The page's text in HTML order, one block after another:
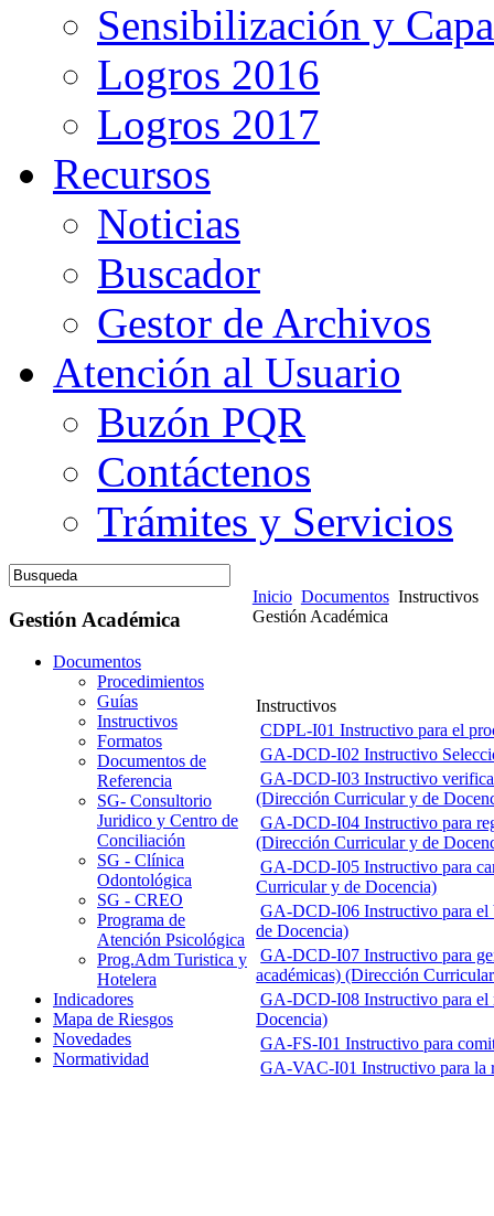
Sensibilización y
Logros 2016
Logros 2017
Recursos
Noticias
Buscador
Gestor de Archivos
Atención al Usuario
Buzón PQR
Contáctenos
Trámites y Servicios
Gestión Académica
Documentos
Procedimientos
Guías
Instructivos
Formatos
Documentos de
Referencia
SG- Consultorio
Juridico y Centro de
Conciliación
SG - Clínica
Odontológica
SG - CREO
Programa de
Atención Psicológica
Prog.Adm Turistica y
Hotelera
Indicadores
Mapa de Riesgos
Novedades
Normatividad
Inicio Documentos Instructivos
Gestión Académica
Instructivos
CDPL-I01 Instructivo para el
GA-DCD-I02 Instructivo
GA-DCD-I03 Instructivo
(Dirección Curricular y de
GA-DCD-I04 Instructivo para
(Dirección Curricular y de
GA-DCD-I05 Instructivo para
Curricular y de Docencia)
GA-DCD-I06 Instructivo para el
de Docencia)
GA-DCD-I07 Instructivo para
académicas) (Dirección
GA-DCD-I08 Instructivo para el
Docencia)
GA-FS-I01 Instructivo para
GA-VAC-I01 Instructivo para la